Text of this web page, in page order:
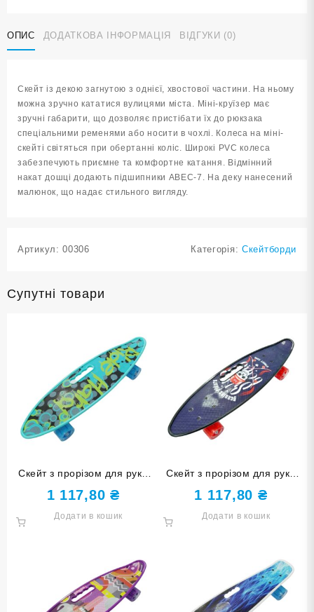
В
кількість
ОПИС ДОДАТКОВА ІНФОРМАЦІЯ ВІДГУКИ (0)
Скейт із декою загнутою з однієї, хвостової частини. На ньому
можна зручно кататися вулицями міста. Міні-круїзер має
зручні габарити, що дозволяє пристібати їх до рюкзака
спеціальними ременями або носити в чохлі. Колеса на міні-
скейті світяться при обертанні коліс. Широкі PVC колеса
забезпечують приємне та комфортне катання. Відмінний
накат дошці додають підшипники ABEC-7. На деку нанесений
малюнок, що надає стильного вигляду.
Артикул:00306 Категорія: Скейтборди
Супутні товари
Скейт з прорізом для руки
YST24-8Green
1 117,80 ₴
Додати в кошик
Скейт з прорізом для руки
YST24-7Black
1 117,80 ₴
Додати в кошик